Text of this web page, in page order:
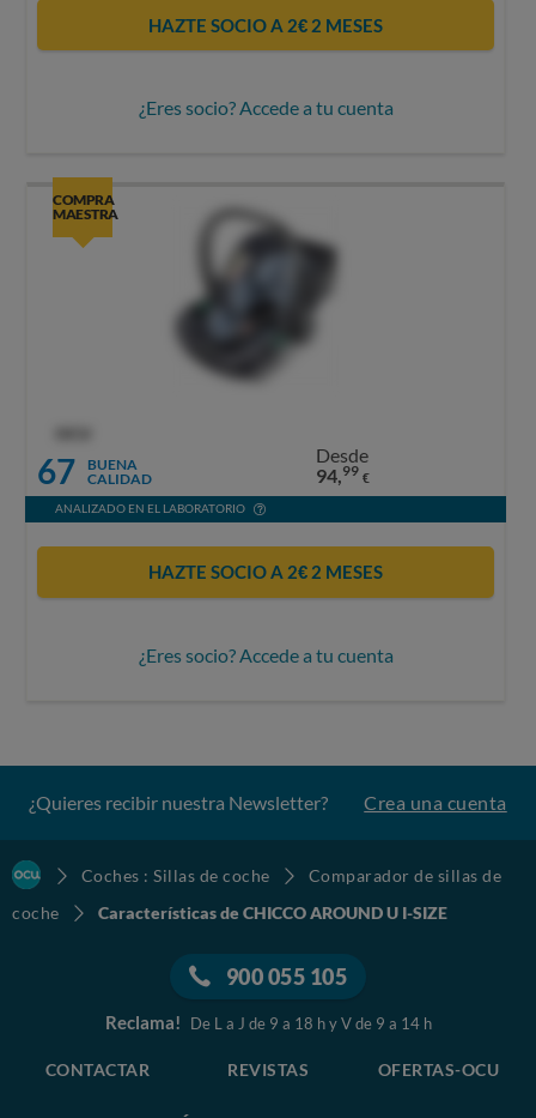
HAZTE SOCIO A 2€ 2 MESES
¿Eres socio? Accede a tu cuenta
COMPRA
MAESTRA
67
BUENA
CALIDAD
Desde
94,99 €
ANALIZADO EN EL LABORATORIO
HAZTE SOCIO A 2€ 2 MESES
¿Eres socio? Accede a tu cuenta
¿Quieres recibir nuestra Newsletter? Crea una cuenta
Coches : Sillas de coche
Comparador de sillas de
coche
Características de CHICCO AROUND U I-SIZE
900 055 105
Reclama! De L a J de 9 a 18 h y V de 9 a 14 h
CONTACTAR REVISTAS OFERTAS-OCU